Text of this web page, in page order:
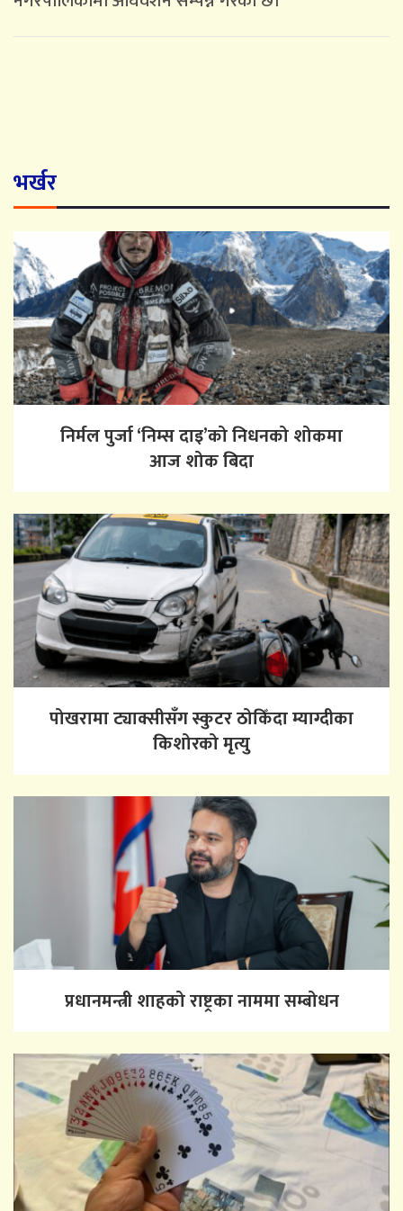
भर्खर
निर्मल पुर्जा ‘निम्स दाइ’को निधनको शोकमा
आज शोक बिदा
पोखरामा ट्याक्सीसँग स्कुटर ठोकिँदा म्याग्दीका
किशोरको मृत्यु
प्रधानमन्त्री शाहको राष्ट्रका नाममा सम्बोधन